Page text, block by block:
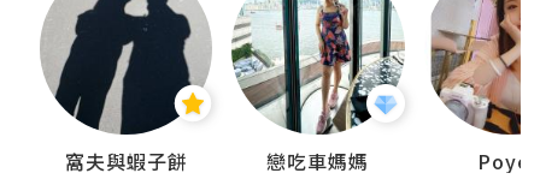
窩夫與蝦子餅 戀吃車媽媽